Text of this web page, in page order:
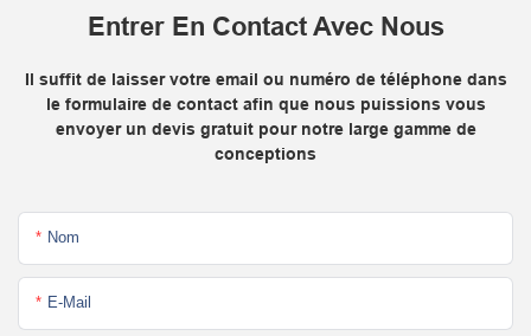
Entrer En Contact Avec Nous
Il suffit de laisser votre email ou numéro de téléphone dans
le formulaire de contact afin que nous puissions vous
envoyer un devis gratuit pour notre large gamme de
conceptions
Nom
E-Mail